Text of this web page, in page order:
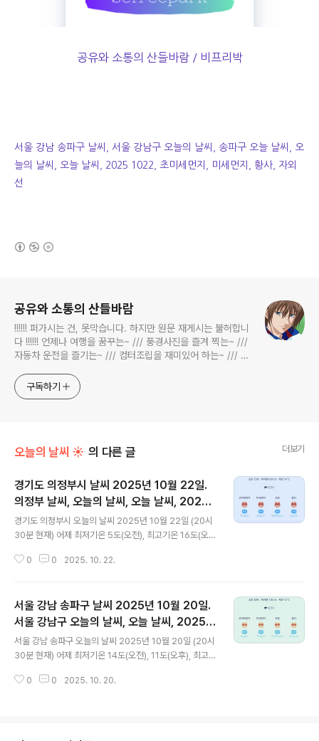
공유와 소통의 산들바람 / 비프리박
서울 강남 송파구 날씨, 서울 강남구 오늘의 날씨, 송파구 오늘 날씨, 오
늘의 날씨, 오늘 날씨, 2025 1022, 초미세먼지, 미세먼지, 황사, 자외
선
공유와 소통의 산들바람
!!!!!! 퍼가시는 건, 못막습니다. 하지만 원문 재게시는 불허합니
다 !!!!!! 언제나 여행을 꿈꾸는~ /// 풍경사진을 즐겨 찍는~ ///
자동차 운전을 즐기는~ /// 컴터조립을 재미있어 하는~ /// 고
식하는 미드가 있는~ /// 사회적 이슈에 발언하는~ 不老巨
구독하기
오늘의 날씨 ☀ 의 다른 글 더보기
경기도 의정부시 날씨 2025년 10월 22일.
의정부 날씨, 오늘의 날씨, 오늘 날씨, 2025 1
022, 초미세먼지, 미세먼지, 황사, 자외선
경기도 의정부시 오늘의 날씨 2025년 10월 22일 (20시
30분 현재) 어제 최저기온 5도(오전), 최고기온 16도(오
제와 같은 최저기온이고 어제보다 3도 높은 최고기온입니
시 - 15시 하루 중 최고기온입니다 * 눈비 올 확률은 위
이미지에서 시간별 기상 상태 참조 대기상황 공기질
은어제초미세먼지 좋음 = 7 ㎍/m³ 미세먼지는 좋음 = 2
4 ㎍/m³ 황사는 보통 = 37 ㎍/m³ 자외선 (오후) = 보통
오늘초미세먼지 좋음 = 11 ㎍/m³ 미세먼지는 좋음 = 8
㎍/m³ 황사는 보통 = 6 ㎍..
0 0 2025. 10. 22.
서울 강남 송파구 날씨 2025년 10월 20일.
서울 강남구 오늘의 날씨, 오늘 날씨, 2025 1
020, 초미세먼지, 미세먼지, 황사, 자외선
서울 강남 송파구 오늘의 날씨 2025년 10월 20일 (20시
30분 현재) 어제 최저기온 14도(오전), 11도(오후), 최고기
(오후) 어제보다 4도 낮은 최저기온이고 어제보다 5도 높
0 0 2025. 10. 20.